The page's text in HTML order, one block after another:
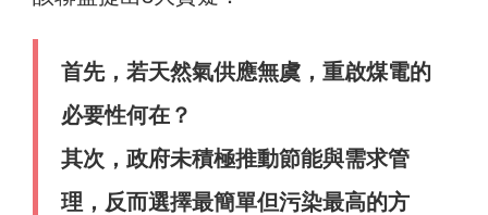
首先，若天然氣供應無虞，重啟煤電的
必要性何在？
其次，政府未積極推動節能與需求管
理，反而選擇最簡單但污染最高的方